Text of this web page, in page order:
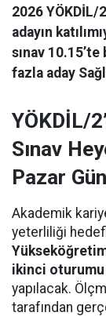
2026
adayın
sınav
fazla aday
YÖKDİL/
Sınav
Pazar
Akademik
yeterliliği
Yükseköğretim
ikinci oturumu
yapılacak.
tarafından